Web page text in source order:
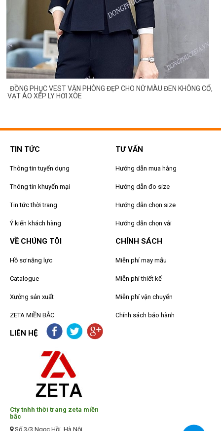
ĐỒNG PHỤC VEST VĂN PHÒNG ĐẸP CHO NỮ MÀU ĐEN KHÔNG CỔ,
VẠT ÁO XẾP LY HƠI XÒE
TIN TỨC
Thông tin tuyển dụng
Thông tin khuyến mại
Tin tức thời trang
Ý kiến khách hàng
TƯ VẤN
Hướng dẫn mua hàng
Hướng dẫn đo size
Hướng dẫn chọn size
Hướng dẫn chọn vải
VỀ CHÚNG TÔI
Hồ sơ năng lực
Catalogue
Xưởng sản xuất
ZETA MIỀN BẮC
CHÍNH SÁCH
Miễn phí may mẫu
Miễn phí thiết kế
Miễn phí vận chuyển
Chính sách bảo hành
LIÊN HỆ
Cty tnhh thời trang zeta miền
bắc
Số 3/3 Ngọc Hồi, Hà Nội